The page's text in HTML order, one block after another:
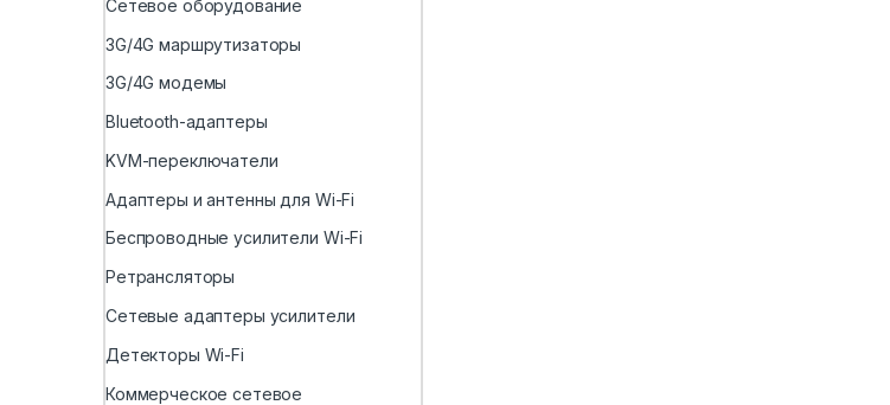
Сетевое оборудование
3G/4G маршрутизаторы
3G/4G модемы
Bluetooth-адаптеры
KVM-переключатели
Адаптеры и антенны для Wi-Fi
Беспроводные усилители Wi-Fi
Ретрансляторы
Сетевые адаптеры усилители
Детекторы Wi-Fi
Коммерческое сетевое